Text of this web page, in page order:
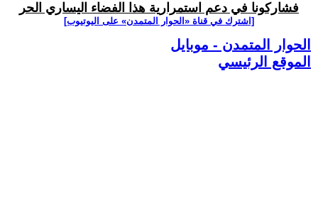
فشاركونا في دعم استمرارية هذا الفضاء اليساري الحر
[اشترك في قناة ‫«الحوار المتمدن» على اليوتيوب]
الحوار المتمدن - موبايل
الموقع الرئيسي